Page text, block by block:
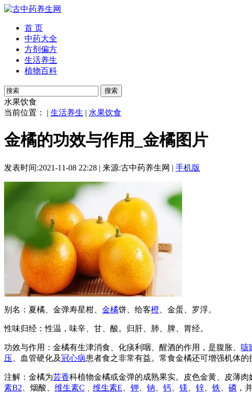
首 页
中药大全
方剂偏方
生活养生
植物百科
搜索
水果饮食
当前位置： | 生活养生 | 水果饮食
金橘的功效与作用_金橘图片
发表时间:2021-11-08 22:28 | 来源:古中药养生网 | 手机版
别名：夏橘、金弹寿星柑、 金橘饼、给客橙 、金蛋、罗浮。
性味归经：性温，味辛、甘、酸。归肝、肺、脾、胃经。
功效与作用：金橘有生津消食、化痰利咽、醒酒的作用，是腹胀、 咳
压 、血管硬化及冠心病患者食之非常有益。常食金橘还可增强机体的
注解：金橘为芸香科植物金橘或金弹的成熟果实。皮色金黄、皮薄
素B2 、烟酸、 维生素C 维生素E 钾 钠 钙 镁 锌 铁 磷 ，